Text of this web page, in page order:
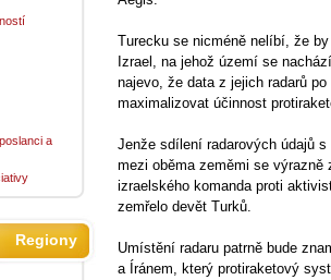
Turecku se nicméně nelíbí, že
Izrael, na jehož území se
najevo, že data z jejich radarů
maximalizovat účinnost
Jenže sdílení radarových údajů
mezi oběma zeměmi se
izraelského komanda proti
zemřelo devět Turků.
Umístění radaru patrně bude
a Íránem, který protiraketový
a
Regiony